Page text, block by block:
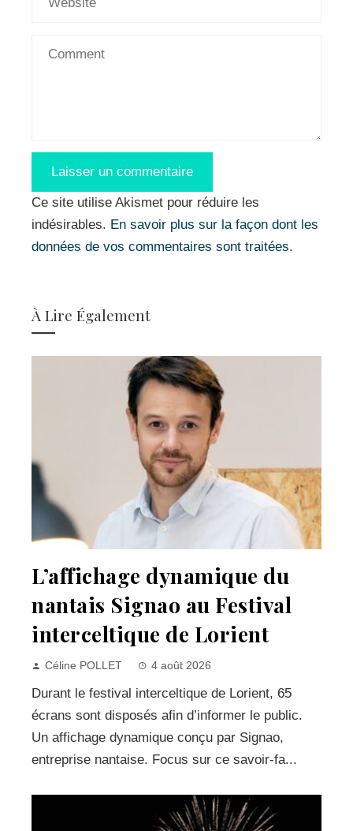
Ce site utilise Akismet pour réduire les
indésirables. En savoir plus sur la façon dont les
données de vos commentaires sont traitées.
À Lire Également
L’affichage dynamique du
nantais Signao au Festival
interceltique de Lorient
Céline POLLET 4 août 2026
Durant le festival interceltique de Lorient, 65
écrans sont disposés afin d’informer le public.
Un affichage dynamique conçu par Signao,
entreprise nantaise. Focus sur ce savoir-fa...